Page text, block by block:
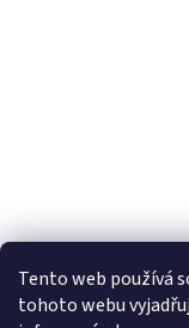
Tento web používá
tohoto webu